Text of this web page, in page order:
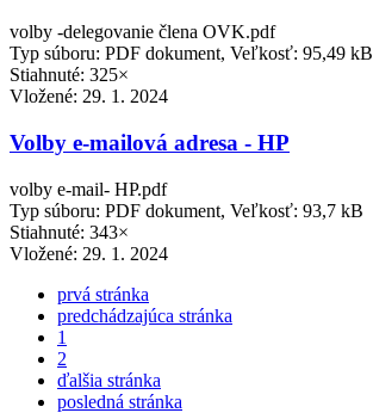
volby -delegovanie člena OVK.pdf
Typ súboru: PDF dokument, Veľkosť: 95,49 kB
Stiahnuté: 325×
Vložené: 29. 1. 2024
Volby e-mailová adresa - HP
volby e-mail- HP.pdf
Typ súboru: PDF dokument, Veľkosť: 93,7 kB
Stiahnuté: 343×
Vložené: 29. 1. 2024
prvá stránka
predchádzajúca stránka
1
2
ďalšia stránka
posledná stránka